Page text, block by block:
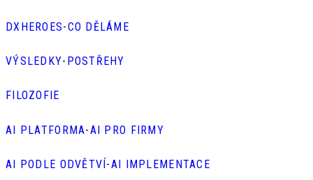
DXHEROES-CO DĚLÁME
VÝSLEDKY- POSTŘEHY
FILOZOFIE
AI PLATFORMA-AI PRO FIRMY
AI PODLE ODVĚTVÍ -AI IMPLEMENTACE